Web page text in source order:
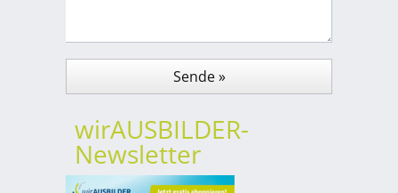
wirAUSBILDER-
Newsletter